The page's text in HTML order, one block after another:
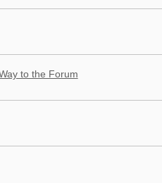
to the Forum